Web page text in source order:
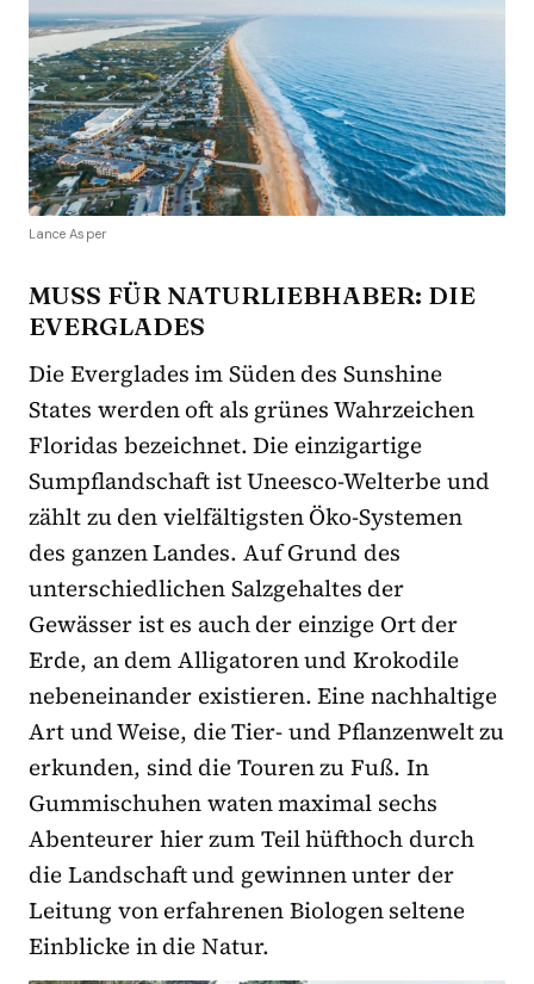
Lance Asper
MUSS FÜR NATURLIEBHABER: DIE
EVERGLADES
Die Everglades im Süden des Sunshine
States werden oft als grünes Wahrzeichen
Floridas bezeichnet. Die einzigartige
Sumpflandschaft ist Uneesco-Welterbe und
zählt zu den vielfältigsten Öko-Systemen
des ganzen Landes. Auf Grund des
unterschiedlichen Salzgehaltes der
Gewässer ist es auch der einzige Ort der
Erde, an dem Alligatoren und Krokodile
nebeneinander existieren. Eine nachhaltige
Art und Weise, die Tier- und Pflanzenwelt zu
erkunden, sind die Touren zu Fuß. In
Gummischuhen waten maximal sechs
Abenteurer hier zum Teil hüfthoch durch
die Landschaft und gewinnen unter der
Leitung von erfahrenen Biologen seltene
Einblicke in die Natur.